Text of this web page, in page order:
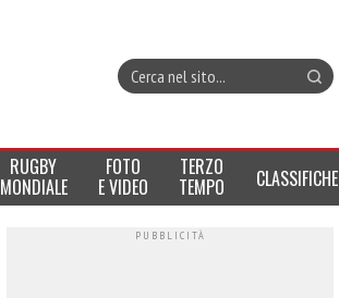
RUGBY
MONDIALE
FOTO
E VIDEO
TERZO
TEMPO CLASSIFICHE